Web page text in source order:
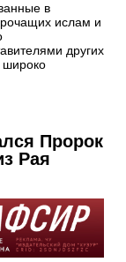
в
ислам и
других
широко
Пророк
Рая